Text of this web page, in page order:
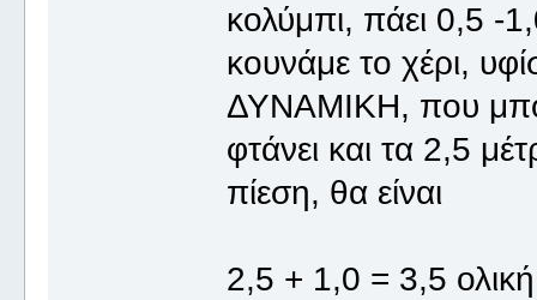
κολύμπι, πάει 0,5 -
κουνάμε το χέρι,
ΔΥΝΑΜΙΚΗ, που
φτάνει και τα 2,5
πίεση, θα είναι
2,5 + 1,0 = 3,5